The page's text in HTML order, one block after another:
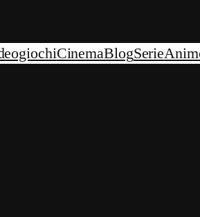
CinemaBlogSerie